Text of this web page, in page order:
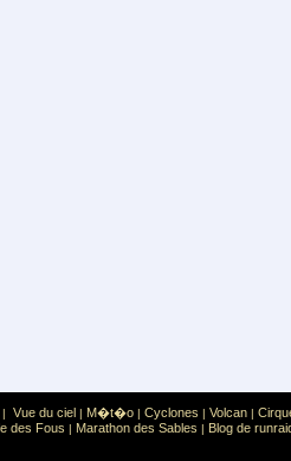
Sport Sports extr�mes
| Vue du ciel | M�t�o | Cyclones | Volcan |
des Fous | Marathon des Sables | Blog de